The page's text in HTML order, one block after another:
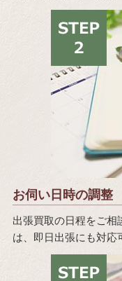
お伺い日時の調整
出張買取の日程をご相
は、即日出張にも対応